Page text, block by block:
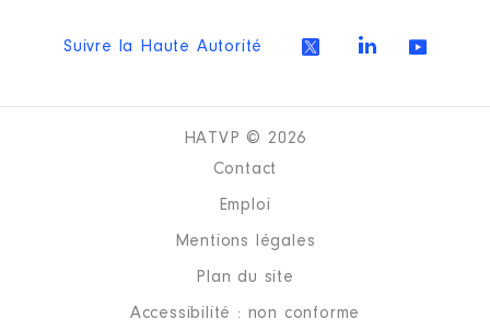
Suivre la Haute Autorité
HATVP © 2026
Contact
Emploi
Mentions légales
Plan du site
Accessibilité : non conforme